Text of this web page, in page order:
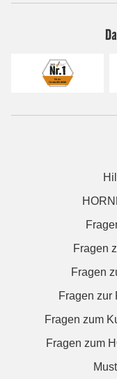
Fragen
Fragen
Fragen zur
Fragen zum
Fragen zum